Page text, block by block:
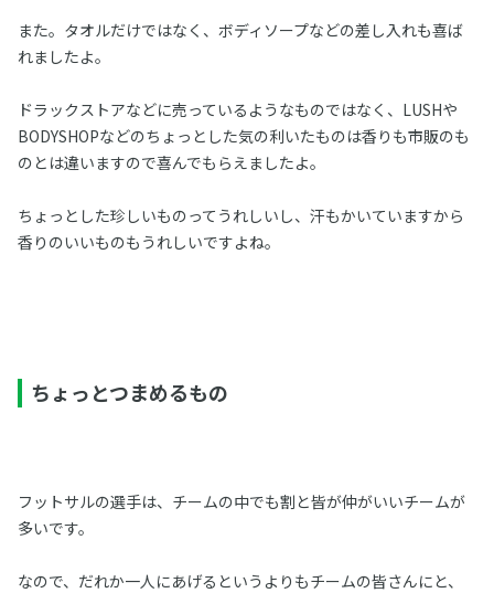
また。タオルだけではなく、ボディソープなどの差し入れも喜ば
れましたよ。
ドラックストアなどに売っているようなものではなく、LUSHや
BODYSHOPなどのちょっとした気の利いたものは香りも市販のも
のとは違いますので喜んでもらえましたよ。
ちょっとした珍しいものってうれしいし、汗もかいていますから
香りのいいものもうれしいですよね。
ちょっとつまめるもの
フットサルの選手は、チームの中でも割と皆が仲がいいチームが
多いです。
なので、だれか一人にあげるというよりもチームの皆さんにと、